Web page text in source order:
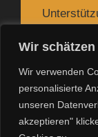
Wir
Wir verwenden
personalisierte
unseren
akzeptieren"
WEITERE
Marc Malchow,
Ich freue mich,
willkommen!